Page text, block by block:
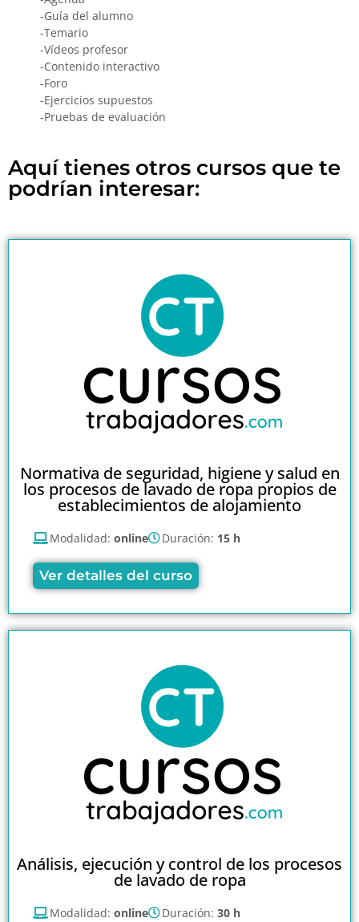
-Guía del alumno
-Temario
-Vídeos profesor
-Contenido interactivo
-Foro
-Ejercicios supuestos
-Pruebas de evaluación
Aquí tienes otros cursos que te
podrían interesar:
Normativa de seguridad, higiene y salud en
los procesos de lavado de ropa propios de
establecimientos de alojamiento
Modalidad: online Duración: 15 h
Ver detalles del curso
Análisis, ejecución y control de los procesos
de lavado de ropa
Modalidad: online Duración: 30 h